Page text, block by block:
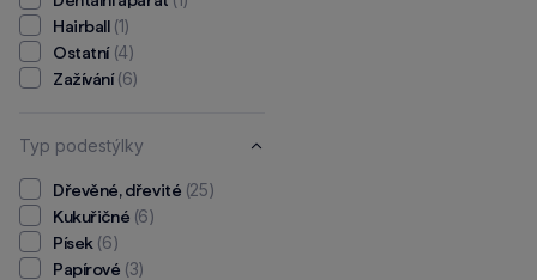
Rabbit Weed(17)
Rapadog(13)
ROBORAN
RodiCare(9)
Selko (2)
Sonnenland(10)
SUM PLAST(3)
Tommi(20)
Traumapet(1)
Hairball (1)
Ostatní (4)
Zažívání(6)
Typ podestýlky
Dřevěné, dřevité (25)
Kukuřičné (6)
Písek (6)
Papírové (3)